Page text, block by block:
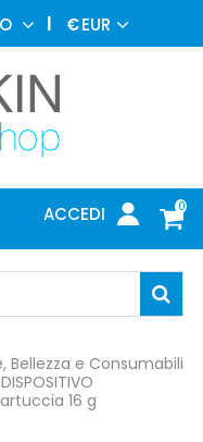
€EUR
0
ACCEDI
Bellezza e Consumabili
DISPOSITIVO
16 g